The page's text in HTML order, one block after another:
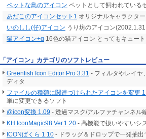
ペットな鳥のアイコン ペットとして飼われている
あだこのアイコンセット1 オリジナルキャラクタ
いのしし(仔)アイコン うり坊のアイコン
猫アイコン+α 16色の猫アイコン とってもキュート
「アイコン」カテゴリのソフトレビュー
Greenfish Icon Editor Pro 3.31 - フィルタやレイヤ
ディタ
ファイルの種類に関連づけられたアイコンを変更
単に変更できるソフト
@icon変換 1.09 - 透過マスク/アルファチャンネル
KH IconMagic98 Ver.1.20 - 高機能で扱いやすいシ
ICONぱくら 1.10 - ドラッグ＆ドロップで一発抽